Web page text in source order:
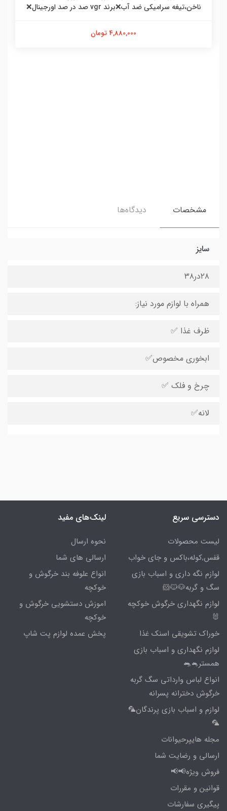
ناخن،تیغه سرامیکی ضد آب❌برند vgr صد در صد اورجینال❌
4,880,000 تومان
مشخصات دیدگاه‌ها
سایز
۲۸در۳۸
همراه با لوازم مورد نیاز:
ظرف غذا ✅
ابخوری مخصوص✅
چرخ و فلک ✅
لانه✅
دسترسی سریع
لیست محصولات
قفس,کوله،باکس و جای خواب
لوازم نگه داری و اسباب بازی
سگ و گربه🐶🐱🐹
لوازم نگهداری خرگوش خوکچه
🐰
خوراک تشویقی اسنک غذا
لوازم نگهداری و اسباب بازی
همستر🐁🐀
انواع لباس وارداتی سگ گربه
خرگوش دخترانه پسرانه
لوازم و اسباب بازی پرندگان🦜
🦜
مجله هایپرحیوانات
ارسالی و رضایت شما
فروش ویژه📢📢
قوانین و مقررات
پیگیری سفارشات
لینک‌های مفید
نحوه ارسال
ارسالی های شما
انواع علوفه بند خرگوش و
خوکچه
اموزش دستشویی خرگوش و
خوکچه
پخش عمده لوازم پت شاپ